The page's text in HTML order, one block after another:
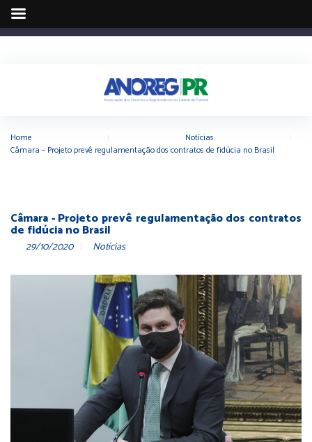
Home Notícias
Câmara – Projeto prevê regulamentação dos contratos de fidúcia no Brasil
Câmara - Projeto prevê regulamentação dos contratos
de fidúcia no Brasil
29/10/2020 Notícias